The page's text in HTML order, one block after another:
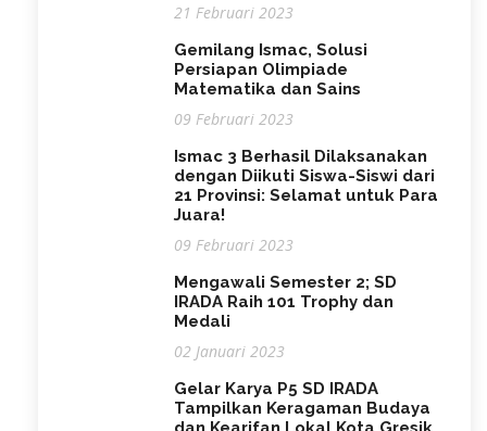
21 Februari 2023
Gemilang Ismac, Solusi
Persiapan Olimpiade
Matematika dan Sains
09 Februari 2023
Ismac 3 Berhasil Dilaksanakan
dengan Diikuti Siswa-Siswi dari
21 Provinsi: Selamat untuk Para
Juara!
09 Februari 2023
Mengawali Semester 2; SD
IRADA Raih 101 Trophy dan
Medali
02 Januari 2023
Gelar Karya P5 SD IRADA
Tampilkan Keragaman Budaya